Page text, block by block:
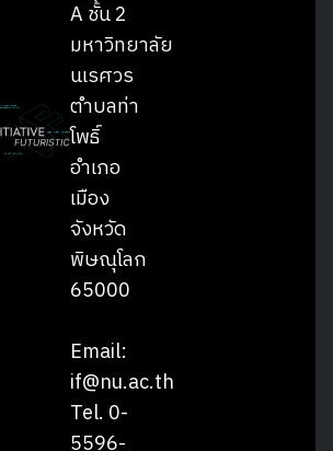
A ชั้น 2
มหาวิทยาลัย
นเรศวร
ตำบลท่า
โพธิ์
อำเภอ
เมือง
จังหวัด
พิษณุโลก
65000
Email:
if@nu.ac.th
Tel. 0-
5596-